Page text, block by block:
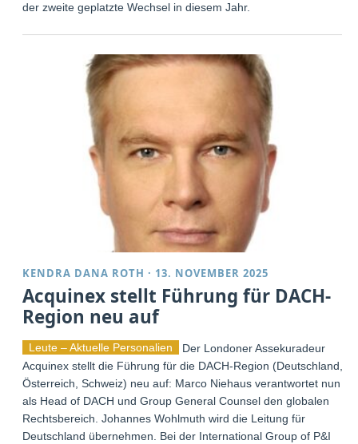
der zweite geplatzte Wechsel in diesem Jahr.
KENDRA DANA ROTH · 13. NOVEMBER 2025
Acquinex stellt Führung für DACH-
Region neu auf
Leute – Aktuelle Personalien
Der Londoner Assekuradeur
Acquinex stellt die Führung für die DACH-Region (Deutschland,
Österreich, Schweiz) neu auf: Marco Niehaus verantwortet nun
als Head of DACH und Group General Counsel den globalen
Rechtsbereich. Johannes Wohlmuth wird die Leitung für
Deutschland übernehmen. Bei der International Group of P&I